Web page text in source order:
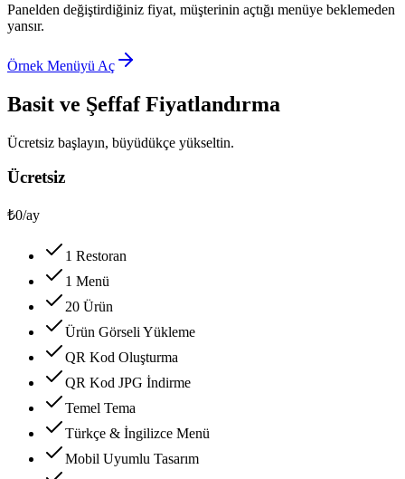
Panelden değiştirdiğiniz fiyat, müşterinin açtığı menüye beklemeden
yansır.
Örnek Menüyü Aç
Basit ve Şeffaf Fiyatlandırma
Ücretsiz başlayın, büyüdükçe yükseltin.
Ücretsiz
₺0/ay
1 Restoran
1 Menü
20 Ürün
Ürün Görseli Yükleme
QR Kod Oluşturma
QR Kod JPG İndirme
Temel Tema
Türkçe & İngilizce Menü
Mobil Uyumlu Tasarım